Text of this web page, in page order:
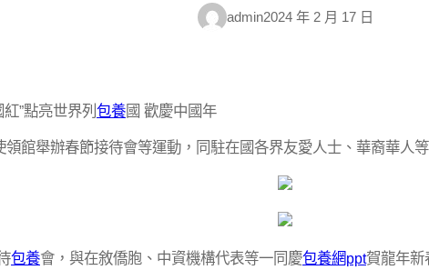
admin2024 年 2 月 17 日
”點亮世界列 包養國 歡慶中國年
館舉辦春節接待會等運動，同駐在國各界友愛人士、華裔華人
包養會，與在敘僑胞、中資機構代表等一同慶包養網ppt賀龍年新